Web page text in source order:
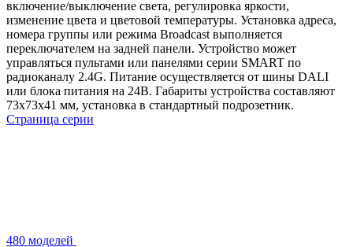
включение/выключение света, регулировка яркости,
изменение цвета и цветовой температуры. Установка адреса,
номера группы или режима Broadcast выполняется
переключателем на задней панели. Устройство может
управляться пультами или панелями серии SMART по
радиоканалу 2.4G. Питание осуществляется от шины DALI
или блока питания на 24В. Габариты устройства составляют
73х73х41 мм, установка в стандартный подрозетник.
Страница серии
480 моделей